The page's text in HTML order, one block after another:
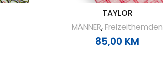
TAYLOR
MÄNNER,Freizeithemden
85,00 KM